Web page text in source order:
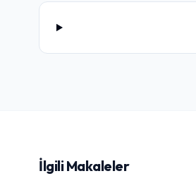
İlgili Makaleler